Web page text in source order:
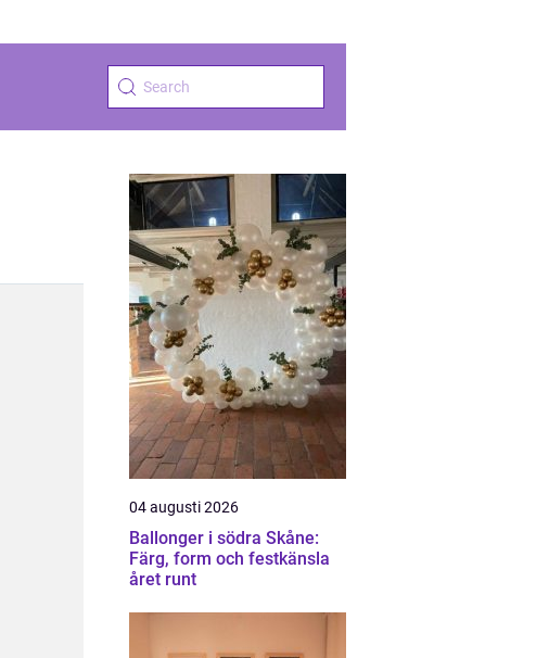
04 augusti 2026
Ballonger i södra Skåne:
Färg, form och festkänsla
året runt